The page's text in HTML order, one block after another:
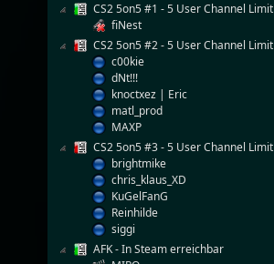
CS2 5on5 #1 - 5 User Channel Limit
fiNest
CS2 5on5 #2 - 5 User Channel Limit
c00kie
dNt!!!
knoctxez | Eric
matl_prod
MAXP
CS2 5on5 #3 - 5 User Channel Limit
brightmike
chris_klaus_XD
KuGelFanG
Reinhilde
siggi
AFK - In Steam erreichbar